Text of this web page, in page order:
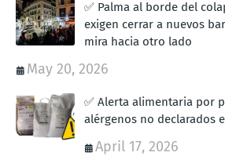
✅ Palma al borde del
exigen cerrar a nuevos
mira hacia otro lado
May 20, 2026
✅ Alerta alimentaria por
alérgenos no declarados
April 17, 2026